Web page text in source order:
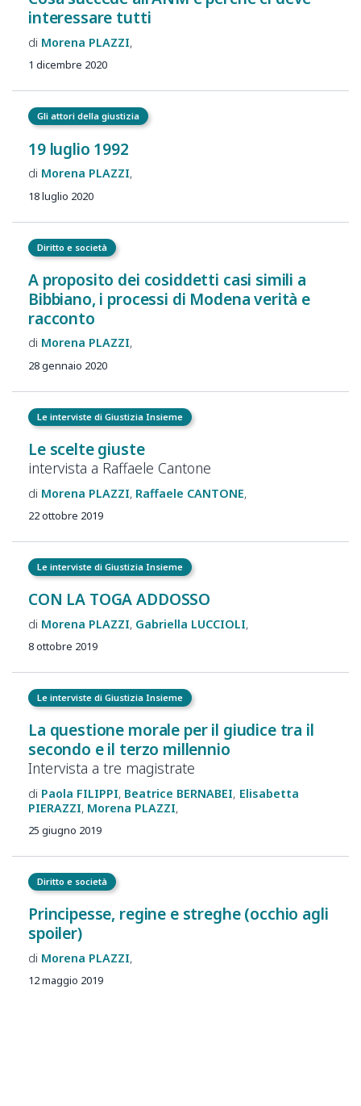
interessare tutti
Morena PLAZZI
1 dicembre 2020
Gli attori della giustizia
19 luglio 1992
Morena PLAZZI
18 luglio 2020
Diritto e società
A proposito dei cosiddetti casi simili a
Bibbiano, i processi di Modena verità e
racconto
Morena PLAZZI
28 gennaio 2020
Le interviste di Giustizia Insieme
Le scelte giuste
intervista a Raffaele Cantone
Morena PLAZZI Raffaele CANTONE
22 ottobre 2019
Le interviste di Giustizia Insieme
CON LA TOGA ADDOSSO
Morena PLAZZI Gabriella LUCCIOLI
8 ottobre 2019
Le interviste di Giustizia Insieme
La questione morale per il giudice tra il
secondo e il terzo millennio
Intervista a tre magistrate
Paola FILIPPI Beatrice BERNABEI Elisabetta
PIERAZZI Morena PLAZZI
25 giugno 2019
Diritto e società
Principesse, regine e streghe (occhio agli
spoiler)
Morena PLAZZI
12 maggio 2019